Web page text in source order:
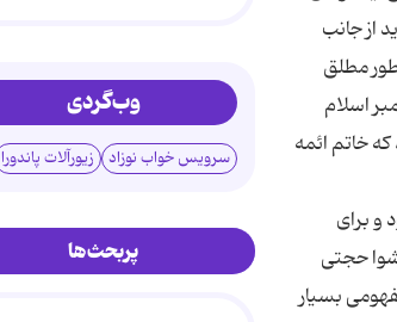
از جانب
مطلق
پس از پیامبر اسلام
خاتم ائمه
و برای
حجتی
بسیار
وب‌گردی
سرویس خواب نوزاد زیورآلات پاندورا
پربحث‌ها